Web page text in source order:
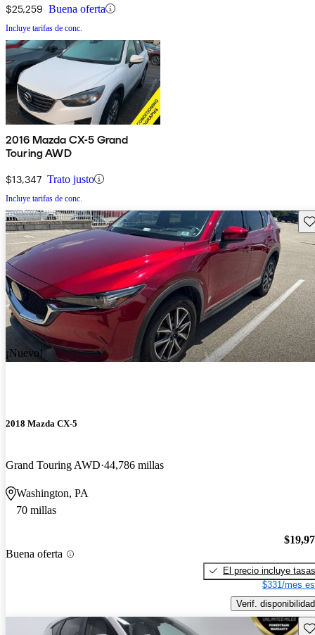
$25,259 Buena oferta
Incluye tarifas de conc.
2016 Mazda CX-5 Grand
Touring AWD
$13,347 Trato justo
Incluye tarifas de conc.
¡Nuevo!
2018 Mazda CX-5
Grand Touring AWD 44,786 millas
Washington, PA
70 millas
Buena oferta
El precio incluye tasas
$331/mes
Verif. disponibilidad